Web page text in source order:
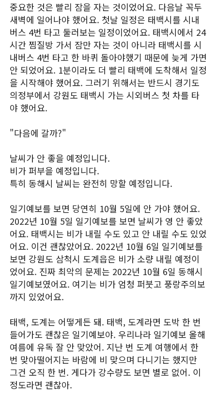
중요한 것은 빨리 잠을 자는 것이었어요. 다음날 꼭두
새벽에 일어나야 했어요. 첫날 일정은 태백시를 시내
버스 4번 타고 둘러보는 일정이었어요. 태백시에서 24
시간 찜질방 가서 잠만 자는 것이 아니라 태백시를 시
내버스 4번 타고 한 바퀴 돌아야했기 때문에 늦게 가면
안 되었어요. 1분이라도 더 빨리 태백에 도착해서 일정
을 시작해야 했어요. 그러기 위해서는 반드시 경기도
의정부에서 강원도 태백시 가는 시외버스 첫 차를 타
야 했어요.
"다음에 갈까?"
날씨가 안 좋을 예정입니다.
비가 퍼부을 예정입니다.
특히 동해시 날씨는 완전히 망할 예정입니다.
일기예보를 보면 당연히 10월 5일에 안 가야 했어요.
2022년 10월 5일 일기예보를 보면 날씨가 영 안 좋았
어요. 태백시는 비가 내릴 수도 있고 안 내릴 수도 있었
어요. 이건 괜찮았어요. 2022년 10월 6일 일기예보를
보면 강원도 삼척시 도계읍은 비가 소량 내릴 예정이
었어요. 진짜 최악의 문제는 2022년 10월 6일 동해시
일기예보였어요. 여기는 비가 엄청 퍼붓고 풍랑주의보
까지 있었어요.
태백, 도계는 어떻게든 돼. 태백, 도계라면 도박 한 번
들어가도 괜찮은 일기예보야. 우리나라 일기예보 올해
여름에 유독 잘 안 맞았어. 지난 번 도계 여행에서 한
번 맞아떨어지는 바람에 비 맞으며 다니기는 했지만
그건 오직 한 번. 게다가 강수량도 보면 별로 없어. 이
정도라면 괜찮아.